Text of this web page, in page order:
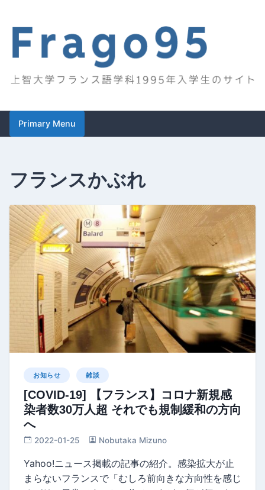
content
Frago95
Primary Menu
フランスかぶれ
お知らせ 雑談
[COVID-19] 【フランス】コロナ新規感
染者数30万人超 それでも規制緩和の方向
へ
2022-01-25 Nobutaka Mizuno
Yahoo!ニュース掲載の記事の紹介。感染拡大が止
まらないフランスで「むしろ前向きな方向性を感じ